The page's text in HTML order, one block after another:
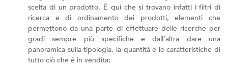
scelta di un prodotto. È qui che si trovano infatti i filtri di
ricerca e di ordinamento dei prodotti, elementi che
permettono da una parte di effettuare delle ricerche per
gradi sempre più specifiche e dall’altra dare una
panoramica sulla tipologia, la quantità e le caratteristiche di
tutto ciò che è in vendita;